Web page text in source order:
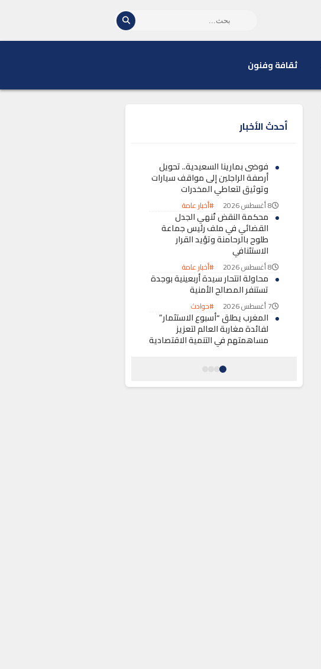
ثقافة وفنون
أحدث الأخبار
فوضى بمارينا السعيدية.. تحويل
أرصفة الراجلين إلى مواقف سيارات
وتوثيق لتعاطي المخدرات
8 أغسطس 2026 #أخبار عامة
محكمة النقض تُنهي الجدل
القضائي في ملف رئيس جماعة
طلوح بالرحامنة وتؤيد القرار
الاستئنافي
8 أغسطس 2026 #أخبار عامة
محاولة انتحار سيدة أربعينية بوجدة
تستنفر المصالح الأمنية
7 أغسطس 2026 #حوادث
المغرب يطلق “أسبوع الاستثمار”
لفائدة مغاربة العالم لتعزيز
مساهمتهم في التنمية الاقتصادية
حكومة سانشيز تقرر تأجيل زيارة
المحتلة